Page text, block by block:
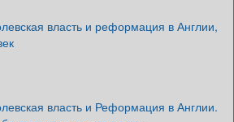
власть и реформация в Англии,
власть и Реформация в Англии.